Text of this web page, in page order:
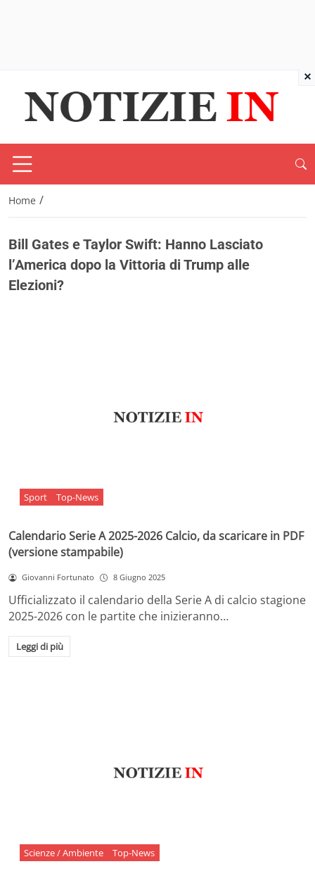
Home /
Bill Gates e Taylor Swift: Hanno Lasciato
l’America dopo la Vittoria di Trump alle
Elezioni?
Sport Top-News
Calendario Serie A 2025-2026 Calcio, da scaricare in PDF
(versione stampabile)
Giovanni Fortunato 8 Giugno 2025
Ufficializzato il calendario della Serie A di calcio stagione
2025-2026 con le partite che inizieranno…
Leggi di più
Scienze / Ambiente Top-News
×